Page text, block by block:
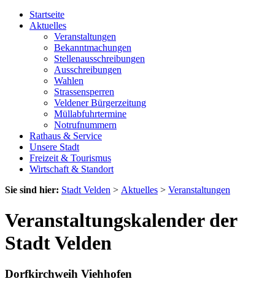
Startseite
Aktuelles
Veranstaltungen
Bekanntmachungen
Stellenausschreibungen
Ausschreibungen
Wahlen
Strassensperren
Veldener Bürgerzeitung
Müllabfuhrtermine
Notrufnummern
Rathaus & Service
Unsere Stadt
Freizeit & Tourismus
Wirtschaft & Standort
Sie sind hier: Stadt Velden > Aktuelles > Veranstaltungen
Veranstaltungskalender der
Stadt Velden
Dorfkirchweih Viehhofen